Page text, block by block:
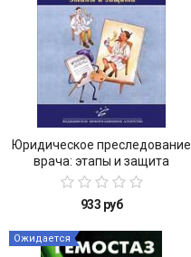
Юридическое преследование
врача: этапы и защита
933 руб
Ожидается